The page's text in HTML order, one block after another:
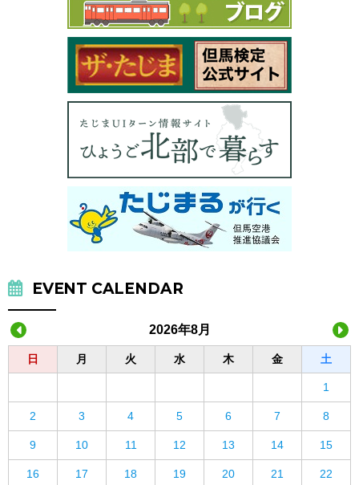
EVENT CALENDAR
2026年8月
日 月 火 水 木 金 土
1
2 3 4 5 6 7 8
9 10 11 12 13 14 15
16 17 18 19 20 21 22